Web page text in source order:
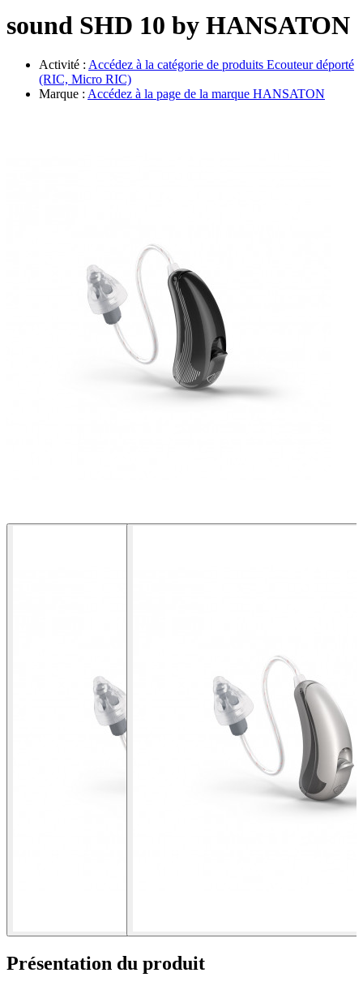
sound SHD 10 by HANSATON
Activité : Accédez à la catégorie de produits Ecouteur déporté
(RIC, Micro RIC)
Marque : Accédez à la page de la marque HANSATON
Présentation du produit